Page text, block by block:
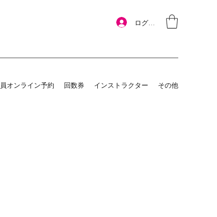
ログイン
オンライン予約 回数券 インストラクター その他